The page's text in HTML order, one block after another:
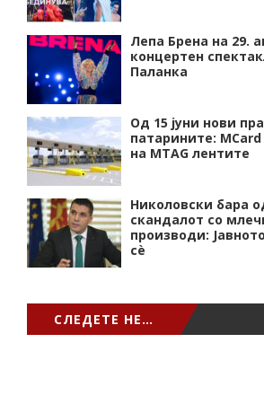
Лепа Брена на 29.
концертен
Паланка
Од 15 јуни нови
патарините:
на MTAG лентите
Николовски бара
скандалот со
производи:
сѐ
СЛЕДЕТЕ НЕ…